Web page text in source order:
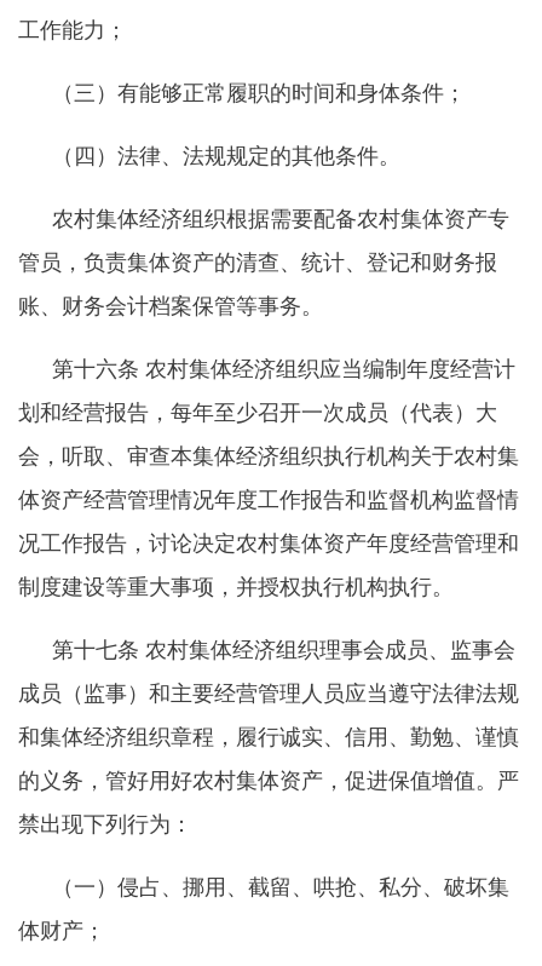
工作能力；
（三）有能够正常履职的时间和身体条件；
（四）法律、法规规定的其他条件。
农村集体经济组织根据需要配备农村集体资产专
管员，负责集体资产的清查、统计、登记和财务报
账、财务会计档案保管等事务。
第十六条 农村集体经济组织应当编制年度经营计
划和经营报告，每年至少召开一次成员（代表）大
会，听取、审查本集体经济组织执行机构关于农村集
体资产经营管理情况年度工作报告和监督机构监督情
况工作报告，讨论决定农村集体资产年度经营管理和
制度建设等重大事项，并授权执行机构执行。
第十七条 农村集体经济组织理事会成员、监事会
成员（监事）和主要经营管理人员应当遵守法律法规
和集体经济组织章程，履行诚实、信用、勤勉、谨慎
的义务，管好用好农村集体资产，促进保值增值。严
禁出现下列行为：
（一）侵占、挪用、截留、哄抢、私分、破坏集
体财产；